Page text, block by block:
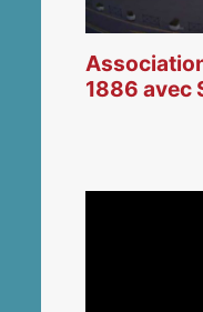
1886 avec